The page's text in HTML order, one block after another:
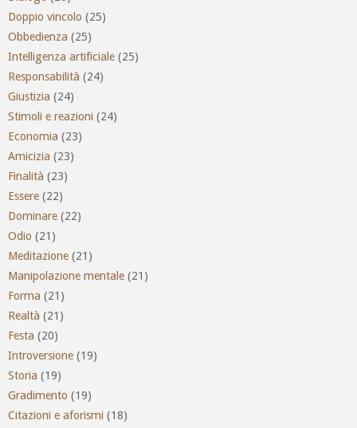
Doppio vincolo (25)
Obbedienza (25)
Intelligenza artificiale (25)
Responsabilità (24)
Giustizia (24)
Stimoli e reazioni (24)
Economia (23)
Amicizia (23)
Finalità (23)
Essere (22)
Dominare (22)
Odio (21)
Meditazione (21)
Manipolazione mentale (21)
Forma (21)
Realtà (21)
Festa (20)
Introversione (19)
Storia (19)
Gradimento (19)
Citazioni e aforismi (18)